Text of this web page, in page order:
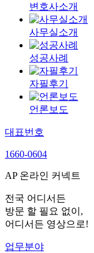
변호사소개
사무실소개
성공사례
자필후기
언론보도
대표번호
1660-0604
AP 온라인 커넥트
전국 어디서든
방문 할 필요 없이,
어디서든 영상으로!
업무분야